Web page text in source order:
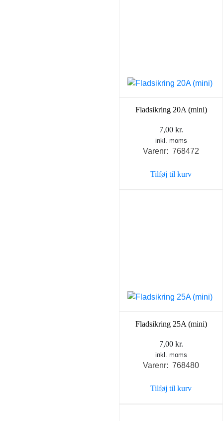
Fladsikring 20A (mini)
7,00 kr.
inkl. moms
Varenr: 768472
Tilføj til kurv
Fladsikring 25A (mini)
7,00 kr.
inkl. moms
Varenr: 768480
Tilføj til kurv